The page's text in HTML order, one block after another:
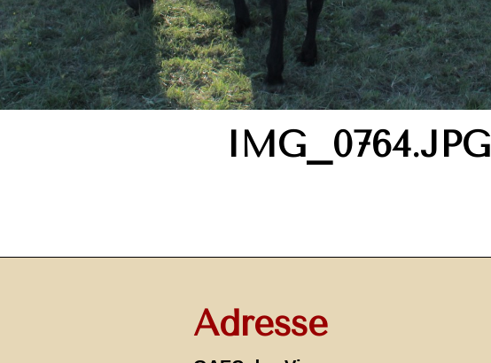
IMG_0764.JPG
Adresse